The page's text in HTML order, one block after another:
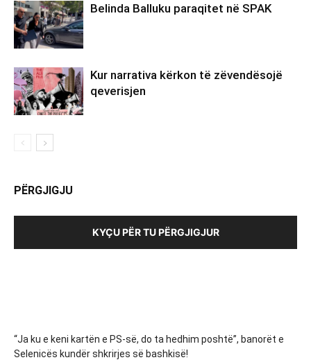
Belinda Balluku paraqitet në SPAK
Kur narrativa kërkon të zëvendësojë
qeverisjen
PËRGJIGJU
KYÇU PËR TU PËRGJIGJUR
“Ja ku e keni kartën e PS-së, do ta hedhim poshtë”, banorët e
Selenicës kundër shkrirjes së bashkisë!